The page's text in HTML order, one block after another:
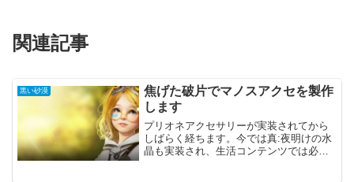
関連記事
黒い砂漠
焦げた破片でマノスアクセを製作
します
プリオネアクセサリーが実装されてから
しばらく経ちます。今では真:夜明けの水
晶も実装され、生活コンテンツでは必須